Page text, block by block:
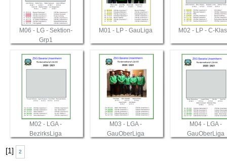
M06 - LG - Sektion-
Grp1
M01 - LP - GauLiga M02 - LP - C-
M02 - LGA -
BezirksLiga
M03 - LGA -
GauOberLiga
M04 - LGA -
GauOberLiga
[1] 2